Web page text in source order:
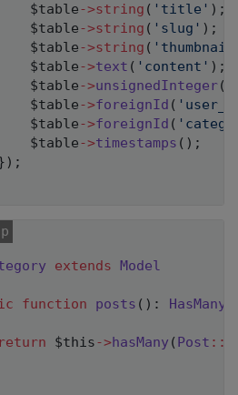
$table->string ( 'title' ) ;
$table->string ( 'slug' ) ;
$table->string (
$table->text ( 'content' ) ;
$table->unsignedInteger(
$table->foreignId (
$table->foreignId (
$table->timestamps ( ) ;
) ;
extends Model
function posts ( ) :
HasMany
return
$this->hasMany ( Post ::